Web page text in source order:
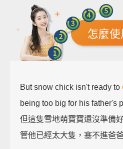
怎麼使
But snow chick isn't ready to
being too big for his father's
但這隻雪地萌寶寶還沒準備
管他已經太大隻，塞不進爸